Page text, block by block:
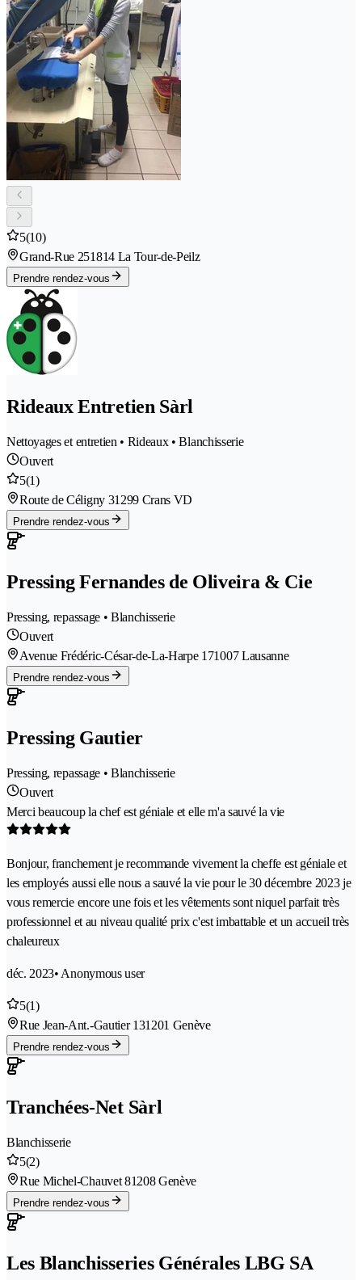
5(10)
Grand-Rue 251814 La Tour-de-Peilz
Prendre rendez-vous
Rideaux Entretien Sàrl
Nettoyages et entretien • Rideaux • Blanchisserie
Ouvert
5(1)
Route de Céligny 31299 Crans VD
Prendre rendez-vous
Pressing Fernandes de Oliveira & Cie
Pressing, repassage • Blanchisserie
Ouvert
Avenue Frédéric-César-de-La-Harpe 171007 Lausanne
Prendre rendez-vous
Pressing Gautier
Pressing, repassage • Blanchisserie
Ouvert
Merci beaucoup la chef est géniale et elle m'a sauvé la vie
Bonjour, franchement je recommande vivement la cheffe est géniale et
les employés aussi elle nous a sauvé la vie pour le 30 décembre 2023 je
vous remercie encore une fois et les vêtements sont niquel parfait très
professionnel et au niveau qualité prix c'est imbattable et un accueil très
chaleureux
déc. 2023• Anonymous user
5(1)
Rue Jean-Ant.-Gautier 131201 Genève
Prendre rendez-vous
Tranchées-Net Sàrl
Blanchisserie
5(2)
Rue Michel-Chauvet 81208 Genève
Prendre rendez-vous
Les Blanchisseries Générales LBG SA